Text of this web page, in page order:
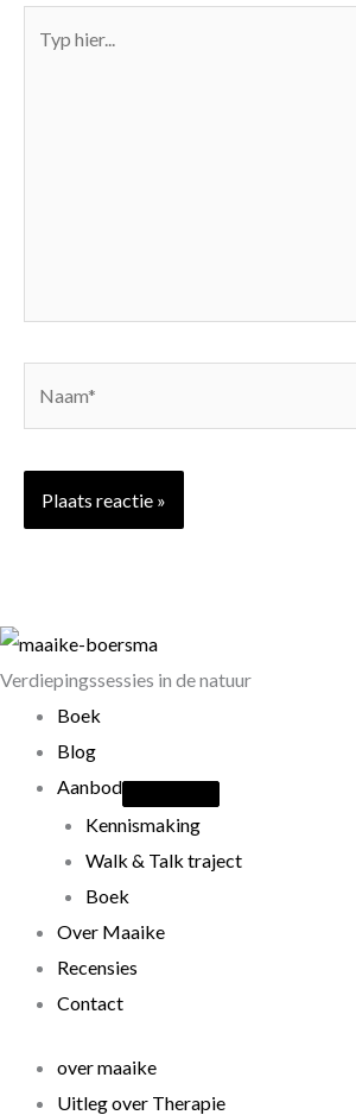
hier...
Verdiepingssessies in de natuur
Boek
Blog
Aanbod
Kennismaking
Walk & Talk traject
Boek
Over Maaike
Recensies
Contact
over maaike
Uitleg over Therapie